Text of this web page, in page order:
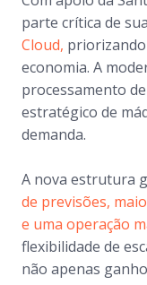
parte crítica de sua
Cloud,
economia. A
processamento
estratégico de
demanda.
A nova estrutura
de previsões,
e uma operação
flexibilidade de
não apenas